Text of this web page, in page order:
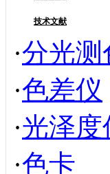
技术文献
·分光测
·色差仪
·光泽度
·色卡